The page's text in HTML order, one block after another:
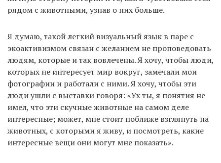
рядом с животными, узнав о них больше.
Я думаю, такой легкий визуальный язык в паре с
экоактивизмом связан с желанием не проповедовать
людям, которые и так вовлечены. Я хочу, чтобы люди,
которых не интересует мир вокруг, замечали мои
фотографии и работали с ними. Я хочу, чтобы эти
люди ушли с выставки говоря: «Ух ты, я понятия не
имел, что эти скучные животные на самом деле
интересные; может, мне стоит поближе взглянуть на
животных, с которыми я живу, и посмотреть, какие
интересные вещи они могут мне показать».